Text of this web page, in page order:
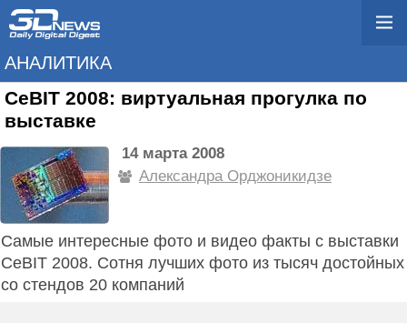
АНАЛИТИКА
CeBIT 2008: виртуальная прогулка по
выставке
14 марта 2008
Александра Орджоникидзе
Самые интересные фото и видео факты с выставки
CeBIT 2008. Сотня лучших фото из тысяч достойных
со стендов 20 компаний